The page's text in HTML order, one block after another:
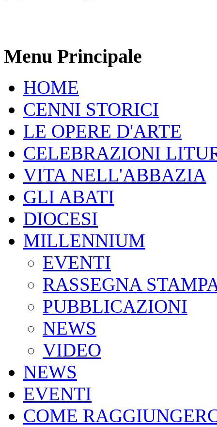
Menu Principale
HOME
CENNI STORICI
LE OPERE D'ARTE
CELEBRAZIONI
VITA NELL'ABBAZIA
GLI ABATI
DIOCESI
MILLENNIUM
EVENTI
RASSEGNA
PUBBLICAZIONI
NEWS
VIDEO
NEWS
EVENTI
COME